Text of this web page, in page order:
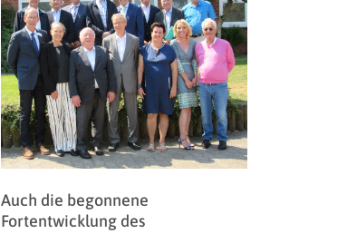
Auch die begonnene
Fortentwicklung des